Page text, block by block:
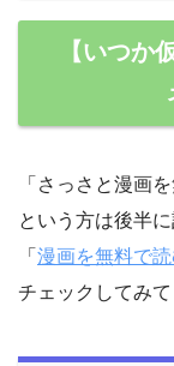
【いつか
「さっさと漫画
という方は後半
「 漫画を無料で読
チェックしてみて